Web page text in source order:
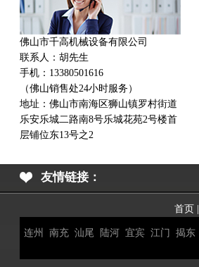
佛山市千高机械设备有限公司
联系人：胡先生
手机：13380501616
（佛山销售处24小时服务）
地址： 佛山市南海区狮山镇罗村街道
乐安乐城二路南8号乐城花苑2号楼首
层铺位东13号之2
友情链接：
首页|
连州 南充 汕尾 陆河 宜宾 江门 揭东